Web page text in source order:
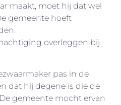
maakt, moet hij dat wel
gemeente hoeft
overleggen bij
pas in de
dat hij degene is die de
gemeente mocht ervan